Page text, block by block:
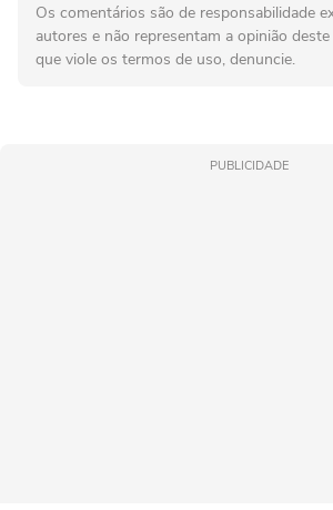
Os comentários são de responsabilidade
autores e não representam a opinião
que viole os termos de uso, denuncie.
PUBLICIDADE